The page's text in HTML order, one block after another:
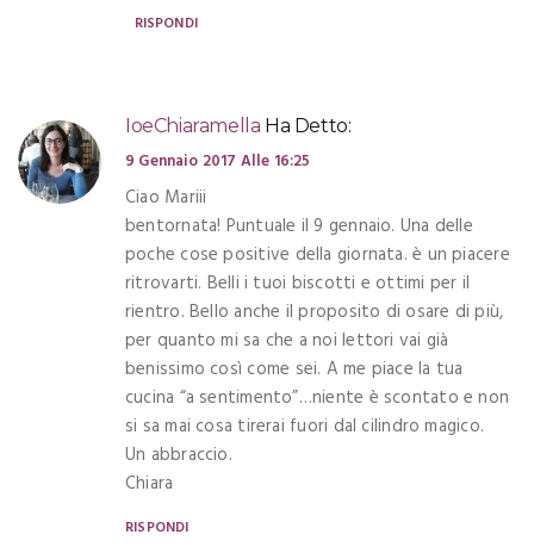
RISPONDI
IoeChiaramella Ha Detto:
9 Gennaio 2017 Alle 16:25
Ciao Mariii
bentornata! Puntuale il 9 gennaio. Una delle
poche cose positive della giornata. è un piacere
ritrovarti. Belli i tuoi biscotti e ottimi per il
rientro. Bello anche il proposito di osare di più,
per quanto mi sa che a noi lettori vai già
benissimo così come sei. A me piace la tua
cucina “a sentimento”…niente è scontato e non
si sa mai cosa tirerai fuori dal cilindro magico.
Un abbraccio.
Chiara
RISPONDI